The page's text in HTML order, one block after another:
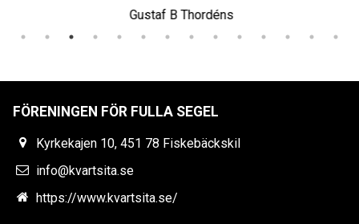
Gustaf B Thordéns
FÖRENINGEN FÖR FULLA SEGEL
Kyrkekajen 10, 451 78 Fiskebäckskil
info@kvartsita.se
https://www.kvartsita.se/